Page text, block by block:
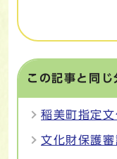
この記事と同じ
稲美町指定文
文化財保護審